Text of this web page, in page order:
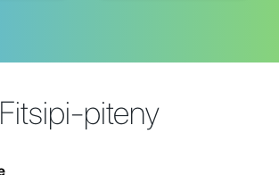
Fitsipi-piteny